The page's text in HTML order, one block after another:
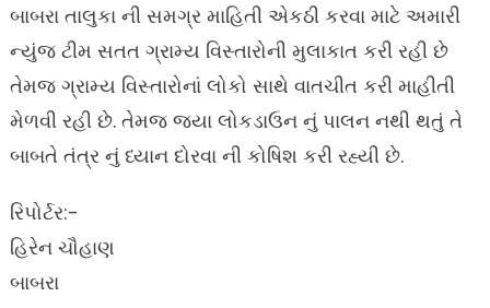
બાબરા તાલુકા ની સમગ્ર માહિતી એકઠી કરવા માટે અમારી
ન્યુંજ ટીમ સતત ગ્રામ્ય વિસ્તારોની મુલાકાત કરી રહી છે
તેમજ ગ્રામ્ય વિસ્તારોનાં લોકો સાથે વાતચીત કરી માહીતી
મેળવી રહી છે. તેમજ જ્યા લોકડાઉન નું પાલન નથી થતું તે
બાબતે તંત્ર નું ધ્યાન દોરવા ની કોષિશ કરી રહ્યી છે.
રિપોર્ટર:-
હિરેન ચૌહાણ
બાબરા